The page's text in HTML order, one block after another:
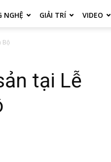
NGHỆ GIẢI TRÍ VIDEO
Bộ
tại Lễ